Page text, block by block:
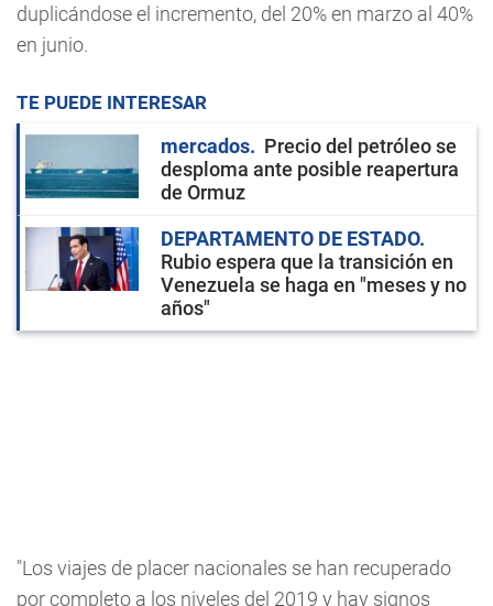
duplicándose el incremento, del 20% en marzo al 40%
en junio.
TE PUEDE INTERESAR
mercados
Precio del petróleo se
desploma ante posible reapertura
de Ormuz
DEPARTAMENTO DE ESTADO
Rubio espera que la transición en
Venezuela se haga en "meses y no
años"
"Los viajes de placer nacionales se han recuperado
por completo a los niveles del 2019 y hay signos